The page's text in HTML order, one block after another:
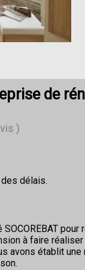
de
)
délais.
à faire
avons établit